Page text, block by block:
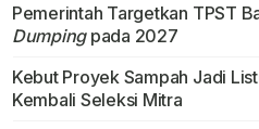
Pemerintah Targetkan TPST
Dumpingpada 2027
Kebut Proyek Sampah Jadi
Kembali Seleksi Mitra